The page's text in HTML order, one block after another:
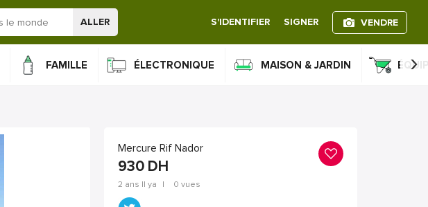
ALLER S'IDENTIFIER SIGNER VENDRE
FAMILLE ÉLECTRONIQUE MAISON & JARDIN ›
Mercure Rif Nador
930 DH
2 ans Il ya | 0 vues